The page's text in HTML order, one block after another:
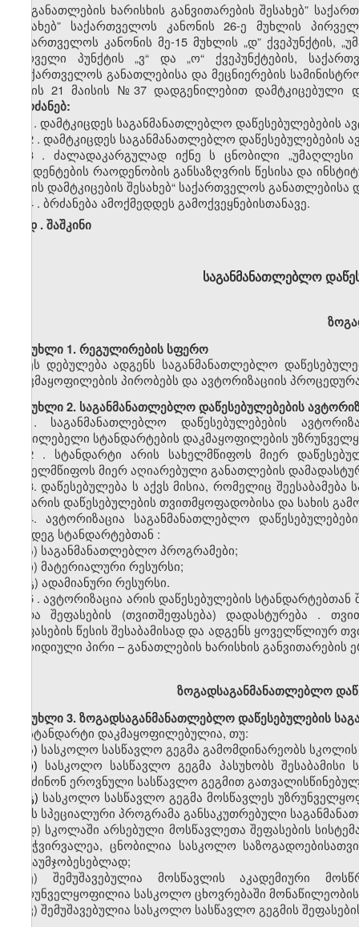
„განათლების ხარისხის განვითარების შესახებ”
შესახებ” საქართველოს კანონის26-ე მუხლის
საქართველოს კანონის მე-15 მუხლის „დ” ქვეპუნქტის,
პირველი პუნქტის„ვ“ და„ო“ ქვეპუნქტების,
„საქართველოს განათლებისა და მეცნიერების
წლის 21 მაისის №37 დადგენილებით დამტკიცებული
ვბრძანებ:
1. დამტკიცდეს საგანმანათლებლო დაწესებულებების
2. დამტკიცდეს საგანმანათლებლო დაწესებულებების
3. ძალადაკარგულად იქნე ს ცნობილი „უმაღლესი
სტუდენტების რაოდენობის განსაზღვრის წესისა და
წესის დამტკიცების შესახებ“ საქართველოს განათლებისა
4. ბრძანება ამოქმედდეს გამოქვეყნებისთანავე.
დ. შაშკინი
საგანმანათლებლო
მუხლი 1. რეგულირების სფერო
ეს დებულება ადგენს საგანმანათლებლო
დაკმაყოფილების პირობებს და ავტორიზაციის
მუხლი2. საგანმანათლებლო დაწესებულებების
1. საგანმანათლებლო დაწესებულებების
აუცილებელი სტანდარტების დაკმაყოფილების
2. სტანდარტი არის სახელმწიფოს მიერ
სახელმწიფოს მიერ აღიარებული განათლების
3. დაწესებულება ს აქვს მისია, რომელიც
და არის დაწესებულების თვითმყოფადობისა და სახის
4. ავტორიზაცია საგანმანათლებლო
შემდეგ სტანდარტებთან :
ა) საგანმანათლებლო პროგრამები;
ბ) მატერიალური რესურსი;
გ) ადამიანური რესურსი.
5.ავტორიზაცია არის დაწესებულების სტანდარტებთან
შიდაშეფასების (თვითშეფასება) დადასტურება .
შეფასების წესის შესაბამისად და ადგენს ყოველწლიურ
იურიდიული პირი –განათლების ხარისხის განვითარების
ზოგადსაგანმანათლებლო
მუხლი3. ზოგადსაგანმანათლებლო დაწესებულების
სტანდარტი დაკმაყოფილებულია, თუ:
ა) სასკოლო სასწავლო გეგმა გამომდინარეობს
ბ) სასკოლო სასწავლო გეგმა პასუხობს
შეიძინონ ეროვნული სასწავლო გეგმით
გ) სასკოლო სასწავლო გეგმა მოსწავლეს
აქვს სპეციალური პროგრამა განსაკუთრებული
დ) სკოლაში არსებული მოსწავლეთა შეფასების
გამჭვირვალეა, ცნობილია სასკოლო
გასაუმჯობესებლად;
ე) შემუშავებულია მოსწავლის აკადემიური
უზრუნველყოფილია სასკოლო ცხოვრებაში
ვ) შემუშავებულია სასკოლო სასწავლო გეგმის